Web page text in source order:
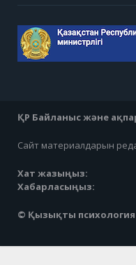
ҚР Байланыс және
Сайт материалдарын
Хат жазыңыз:
Хабарласыңыз:
© Қызықты психология